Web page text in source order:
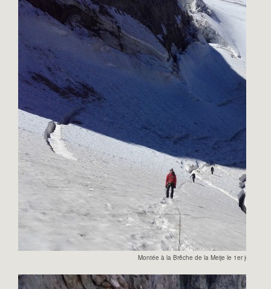
Montée à la Brêche de la Meije le 1er jour.